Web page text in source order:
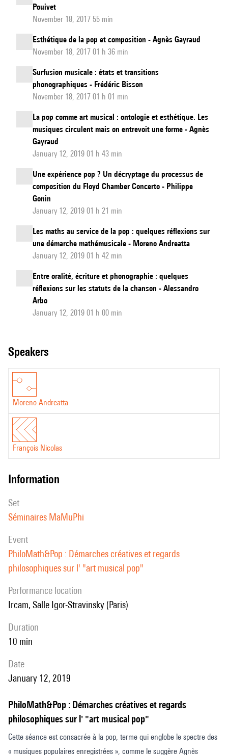
Pouivet
November 18, 2017 55 min
Esthétique de la pop et composition - Agnès Gayraud
November 18, 2017 01 h 36 min
Surfusion musicale : états et transitions
phonographiques - Frédéric Bisson
November 18, 2017 01 h 01 min
La pop comme art musical : ontologie et esthétique. Les
musiques circulent mais on entrevoit une forme - Agnès
Gayraud
January 12, 2019 01 h 43 min
Une expérience pop ? Un décryptage du processus de
composition du Floyd Chamber Concerto - Philippe
Gonin
January 12, 2019 01 h 21 min
Les maths au service de la pop : quelques réflexions sur
une démarche mathémusicale - Moreno Andreatta
January 12, 2019 01 h 42 min
Entre oralité, écriture et phonographie : quelques
réflexions sur les statuts de la chanson - Alessandro
Arbo
January 12, 2019 01 h 00 min
speakers
Moreno Andreatta
François Nicolas
information
set
Séminaires MaMuPhi
event
PhiloMath&Pop : Démarches créatives et regards
philosophiques sur l' "art musical pop"
performance location
Ircam, Salle Igor-Stravinsky (Paris)
duration
10 min
date
January 12, 2019
PhiloMath&Pop : Démarches créatives et regards
philosophiques sur l' "art musical pop"
Cette séance est consacrée à la pop, terme qui englobe le spectre des
« musiques populaires enregistrées », comme le suggère Agnès